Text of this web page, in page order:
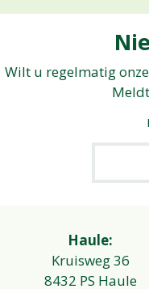
Wilt u regelmatig
Haule:
Kruisweg 36
8432 PS Haule